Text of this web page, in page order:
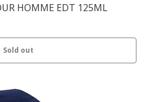
HOMME EDT 125ML
Sold out